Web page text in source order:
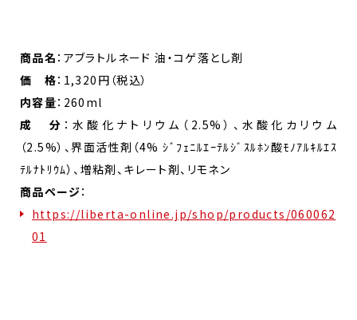
商品名 ：アブラトルネード 油・コゲ落とし剤
価 格：1,320円（税込）
内容量：260ml
成 分 ：水酸化ナトリウム（2.5%）、水酸化カリウム
（2.5%）、界面活性剤（4% ｼﾞﾌｪﾆﾙｴｰﾃﾙｼﾞｽﾙﾎﾝ酸ﾓﾉｱﾙｷﾙｴｽ
ﾃﾙﾅﾄﾘｳﾑ）、増粘剤、キレート剤、リモネン
商品ページ：
https://liberta-online.jp/shop/products/060062
01